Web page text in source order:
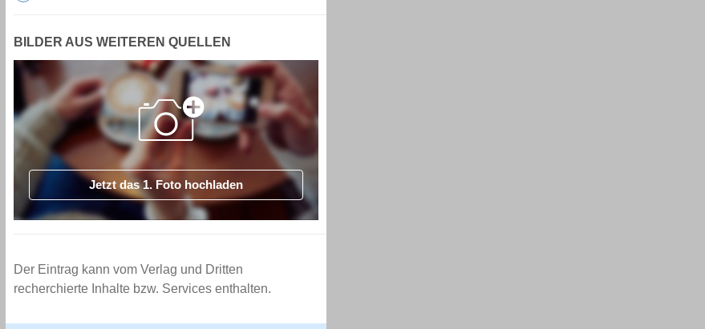
BILDER AUS WEITEREN QUELLEN
Jetzt das 1. Foto hochladen
Der Eintrag kann vom Verlag und Dritten
recherchierte Inhalte bzw. Services enthalten.